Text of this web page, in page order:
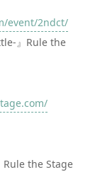
event/2ndct/
』Rule the
Rule the Stage